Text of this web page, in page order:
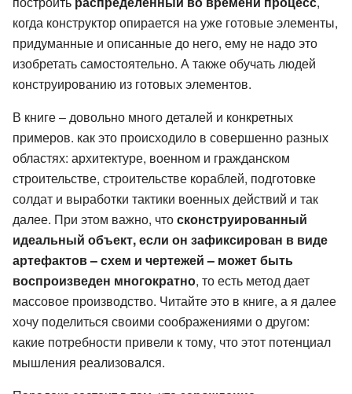
когда конструктор опирается на уже готовые элементы,
придуманные и описанные до него, ему не надо это
изобретать самостоятельно. А также обучать людей
конструированию из готовых элементов.
В книге – довольно много деталей и конкретных
примеров. как это происходило в совершенно разных
областях: архитектуре, военном и гражданском
строительстве, строительстве кораблей, подготовке
солдат и выработки тактики военных действий и так
далее. При этом важно, чтосконструированный
идеальный объект, если он зафиксирован в виде
артефактов – схем и чертежей – может быть
воспроизведен многократно, то есть метод дает
массовое производство. Читайте это в книге, а я далее
хочу поделиться своими соображениями о другом:
какие потребности привели к тому, что этот потенциал
мышления реализовался.